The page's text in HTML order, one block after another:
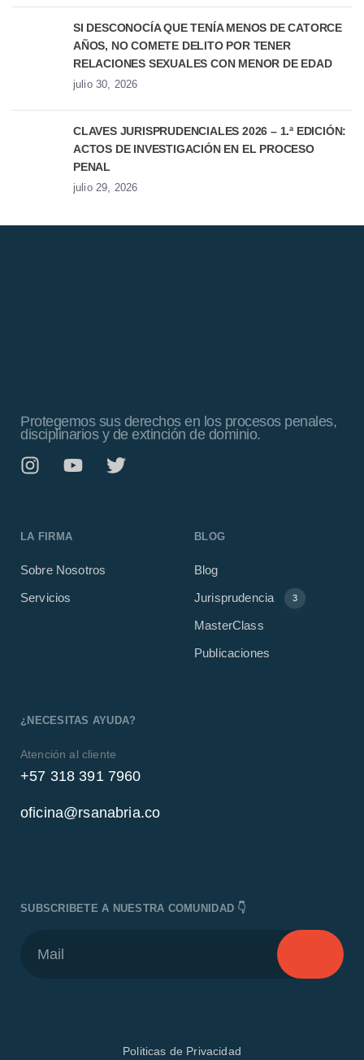
SI DESCONOCÍA QUE TENÍA MENOS DE CATORCE
AÑOS, NO COMETE DELITO POR TENER
RELACIONES SEXUALES CON MENOR DE EDAD
julio 30, 2026
CLAVES JURISPRUDENCIALES 2026 – 1.ª EDICIÓN:
ACTOS DE INVESTIGACIÓN EN EL PROCESO
PENAL
julio 29, 2026
Protegemos sus derechos en los procesos penales,
disciplinarios y de extinción de dominio.
LA FIRMA
Sobre Nosotros
Servicios
BLOG
Blog
Jurisprudencia
3
MasterClass
Publicaciones
¿NECESITAS AYUDA?
Atención al cliente
+57 318 391 7960
oficina@rsanabria.co
SUBSCRIBETE A NUESTRA COMUNIDAD 👇
Politicas de Privacidad